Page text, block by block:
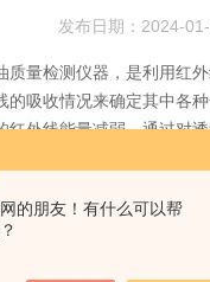
的朋友！有什么可以帮
发布日期：2024-
检测仪器，是利用红
吸收情况来确定其中各
外线能量减弱。通过对
谱技术，通过测量汽油
处理和化学反应过程，
测量汽油中的多个组分